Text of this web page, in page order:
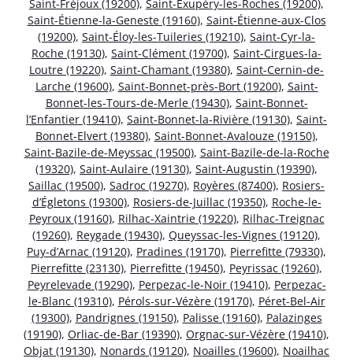
Saint-Fréjoux (19200), Saint-Exupéry-les-Roches (19200),
Saint-Étienne-la-Geneste (19160), Saint-Étienne-aux-Clos
(19200), Saint-Éloy-les-Tuileries (19210), Saint-Cyr-la-
Roche (19130), Saint-Clément (19700), Saint-Cirgues-la-
Loutre (19220), Saint-Chamant (19380), Saint-Cernin-de-
Larche (19600), Saint-Bonnet-près-Bort (19200), Saint-
Bonnet-les-Tours-de-Merle (19430), Saint-Bonnet-
l’Enfantier (19410), Saint-Bonnet-la-Rivière (19130), Saint-
Bonnet-Elvert (19380), Saint-Bonnet-Avalouze (19150),
Saint-Bazile-de-Meyssac (19500), Saint-Bazile-de-la-Roche
(19320), Saint-Aulaire (19130), Saint-Augustin (19390),
Saillac (19500), Sadroc (19270), Royères (87400), Rosiers-
d’Égletons (19300), Rosiers-de-Juillac (19350), Roche-le-
Peyroux (19160), Rilhac-Xaintrie (19220), Rilhac-Treignac
(19260), Reygade (19430), Queyssac-les-Vignes (19120),
Puy-d’Arnac (19120), Pradines (19170), Pierrefitte (79330),
Pierrefitte (23130), Pierrefitte (19450), Peyrissac (19260),
Peyrelevade (19290), Perpezac-le-Noir (19410), Perpezac-
le-Blanc (19310), Pérols-sur-Vézère (19170), Péret-Bel-Air
(19300), Pandrignes (19150), Palisse (19160), Palazinges
(19190), Orliac-de-Bar (19390), Orgnac-sur-Vézère (19410),
Objat (19130), Nonards (19120), Noailles (19600), Noailhac